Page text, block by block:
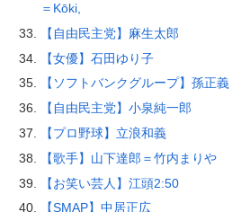
＝Kōki,
【自由民主党】麻生太郎
【女優】石田ゆり子
【ソフトバンクグループ】孫正義
【自由民主党】小泉純一郎
【プロ野球】立浪和義
【歌手】山下達郎＝竹内まりや
【お笑い芸人】江頭2:50
【SMAP】中居正広